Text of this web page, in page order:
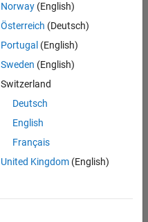
Norway(English)
Österreich (Deutsch)
Portugal (English)
Sweden (English)
Switzerland
Deutsch
English
Français
United Kingdom(English)